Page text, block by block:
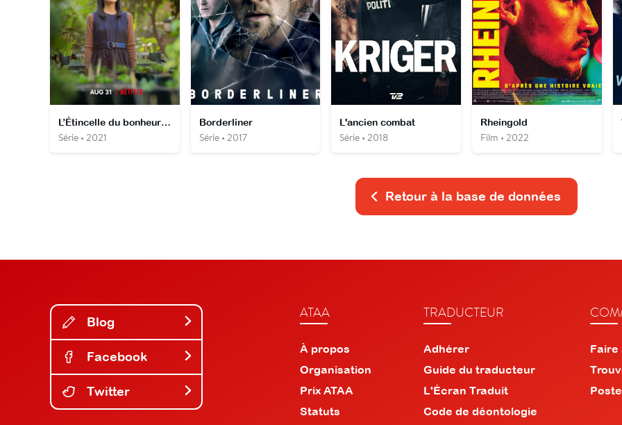
L’Étincelle du bonheur avec Marie Kondo
Série • 2021
Borderliner
Série • 2017
L'ancien combat
Série • 2018
Rheingold
Film • 2022
Retour à la base de données
Blog
Facebook
Twitter
ATAA
À propos
Organisation
Prix ATAA
Statuts
TRADUCTEUR
Adhérer
Guide du traducteur
L'Écran Traduit
Code de déontologie